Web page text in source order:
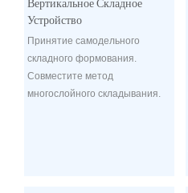
Вертикальное Складное
Устройство
Принятие самодельного
складного формования.
Совместите метод
многослойного складывания.